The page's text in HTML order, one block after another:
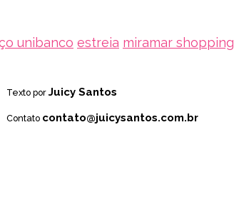
unibanco estreia miramar shopping
Texto por Juicy Santos
Contato contato@juicysantos.com.br